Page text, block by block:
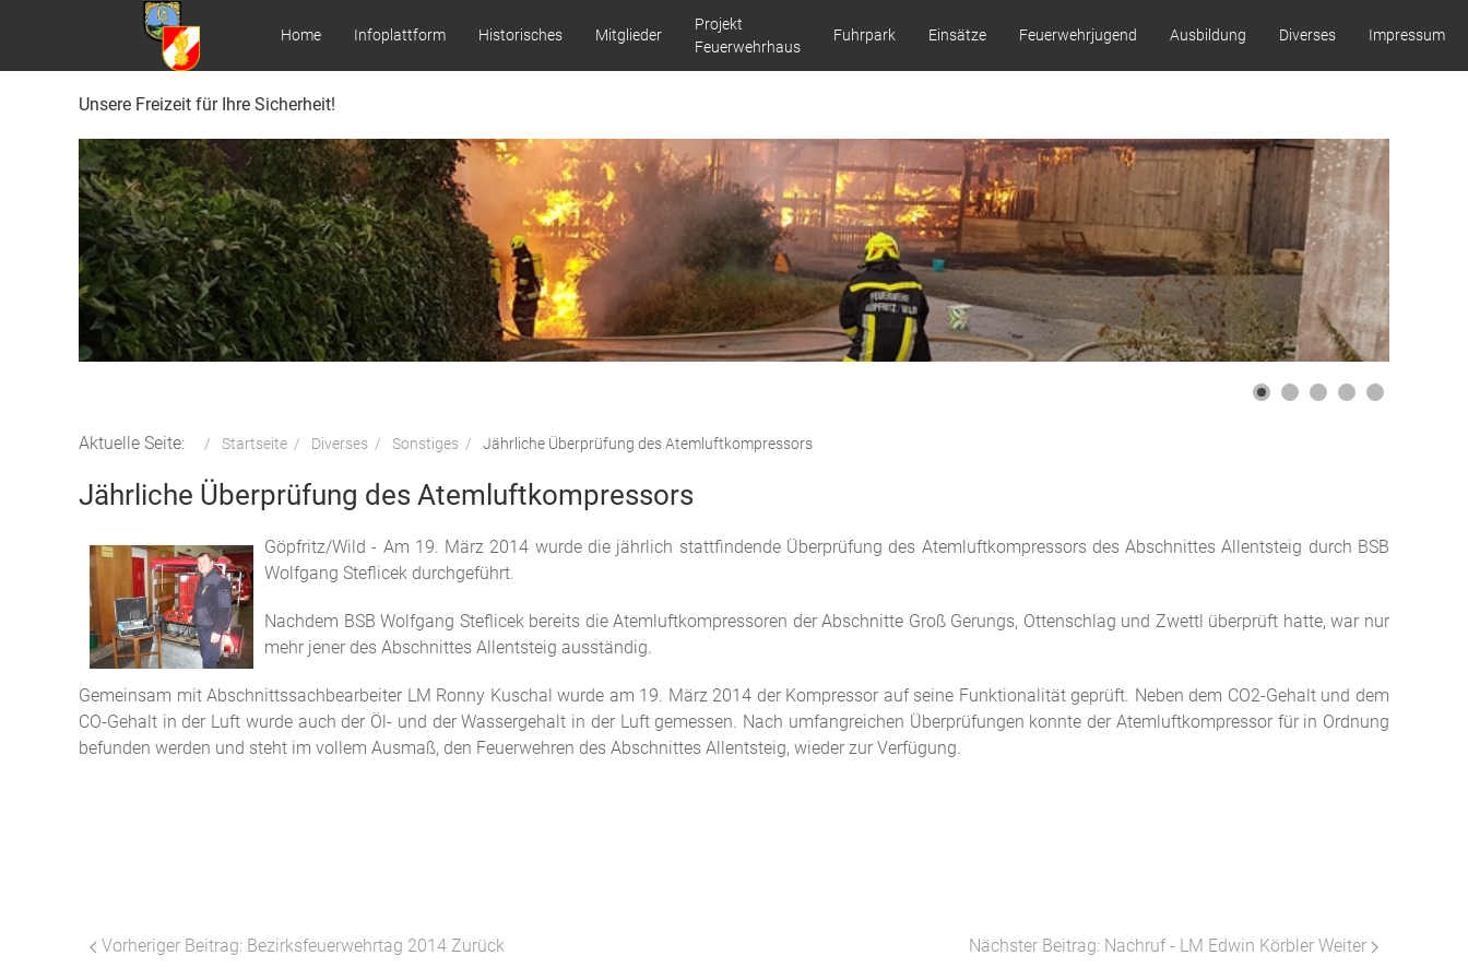
Home Infoplattform Historisches Mitglieder
Projekt
Feuerwehrhaus
Fuhrpark Einsätze Feuerwehrjugend Ausbildung Diverses Impressum
Unsere Freizeit für Ihre Sicherheit!
Aktuelle Seite: Startseite Diverses Sonstiges Jährliche Überprüfung des Atemluftkompressors
Jährliche Überprüfung des Atemluftkompressors
Göpfritz/Wild - Am 19. März 2014 wurde die jährlich stattfindende Überprüfung des Atemluftkompressors des Abschnittes Allentsteig durch BSB
Wolfgang Steflicek durchgeführt.
Nachdem BSB Wolfgang Steflicek bereits die Atemluftkompressoren der Abschnitte Groß Gerungs, Ottenschlag und Zwettl überprüft hatte, war nur
mehr jener des Abschnittes Allentsteig ausständig.
Gemeinsam mit Abschnittssachbearbeiter LM Ronny Kuschal wurde am 19. März 2014 der Kompressor auf seine Funktionalität geprüft. Neben dem CO2-Gehalt und dem
CO-Gehalt in der Luft wurde auch der Öl- und der Wassergehalt in der Luft gemessen. Nach umfangreichen Überprüfungen konnte der Atemluftkompressor für in Ordnung
befunden werden und steht im vollem Ausmaß, den Feuerwehren des Abschnittes Allentsteig, wieder zur Verfügung.
Vorheriger Beitrag: Bezirksfeuerwehrtag 2014 Zurück Nächster Beitrag: Nachruf - LM Edwin Körbler Weiter